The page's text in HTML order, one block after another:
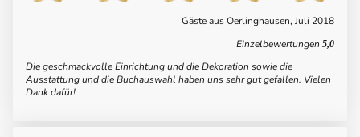
Gäste aus Oerlinghausen, Juli 2018
Einzelbewertungen 5,0
Die geschmackvolle Einrichtung und die Dekoration sowie die
Ausstattung und die Buchauswahl haben uns sehr gut gefallen. Vielen
Dank dafür!